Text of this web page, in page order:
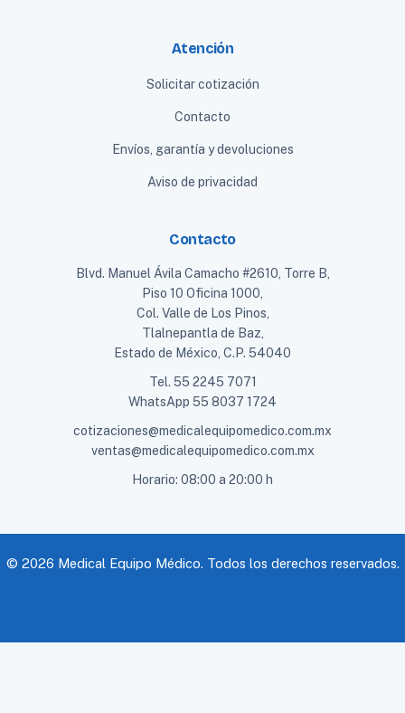
Atención
Solicitar cotización
Contacto
Envíos, garantía y devoluciones
Aviso de privacidad
Contacto
Blvd. Manuel Ávila Camacho #2610, Torre B,
Piso 10 Oficina 1000,
Col. Valle de Los Pinos,
Tlalnepantla de Baz,
Estado de México, C.P. 54040
Tel. 55 2245 7071
WhatsApp 55 8037 1724
cotizaciones@medicalequipomedico.com.mx
ventas@medicalequipomedico.com.mx
Horario: 08:00 a 20:00 h
© 2026 Medical Equipo Médico. Todos los derechos reservados.